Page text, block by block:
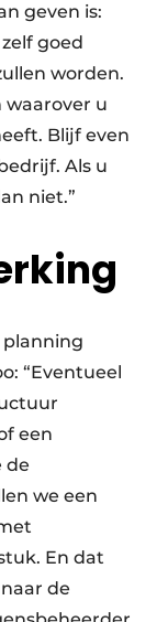
geven is:
goed
worden.
u
Blijf even
Als u
niet.”
planning
“Eventueel
een
de
we een
En dat
de